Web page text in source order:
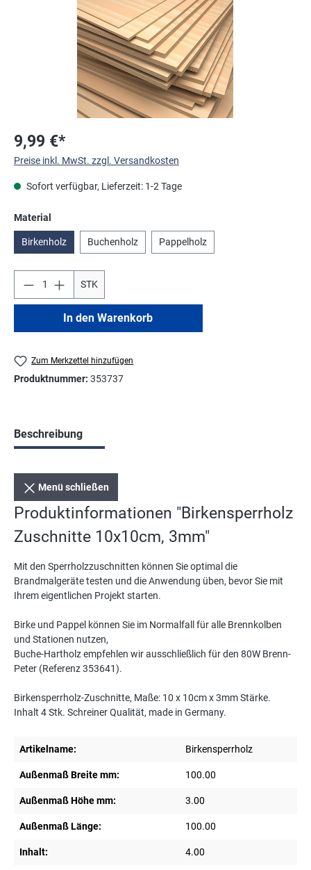
9,99 €*
Preise inkl. MwSt. zzgl. Versandkosten
Sofort verfügbar, Lieferzeit: 1-2 Tage
Material
Birkenholz Buchenholz Pappelholz
STK
In den Warenkorb
Zum Merkzettel hinzufügen
Produktnummer: 353737
Beschreibung
Menü schließen
Produktinformationen "Birkensperrholz
Zuschnitte 10x10cm, 3mm"
Mit den Sperrholzzuschnitten können Sie optimal die
Brandmalgeräte testen und die Anwendung üben, bevor Sie mit
Ihrem eigentlichen Projekt starten.
Birke und Pappel können Sie im Normalfall für alle Brennkolben
und Stationen nutzen,
Buche-Hartholz empfehlen wir ausschließlich für den 80W Brenn-
Peter (Referenz 353641).
Birkensperrholz-Zuschnitte, Maße: 10 x 10cm x 3mm Stärke.
Inhalt 4 Stk. Schreiner Qualität, made in Germany.
Artikelname: Birkensperrholz
Außenmaß Breite mm: 100.00
Außenmaß Höhe mm: 3.00
Außenmaß Länge: 100.00
Inhalt: 4.00